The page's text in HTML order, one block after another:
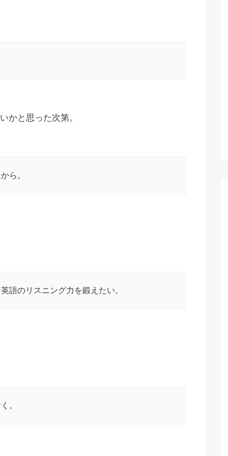
かと思った次第。
ら。
語のリスニング力を鍛えたい。
。